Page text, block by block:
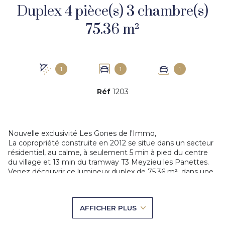
Duplex 4 pièce(s) 3 chambre(s)
75.36 m²
1 1 1
Réf 1203
Nouvelle exclusivité Les Gones de l'Immo,
La copropriété construite en 2012 se situe dans un secteur
résidentiel, au calme, à seulement 5 min à pied du centre
du village et 13 min du tramway T3 Meyzieu les Panettes.
Venez découvrir ce lumineux duplex de 75,36 m², dans une
avantages d'une maison individuelle.
Il se compose d'une belle entrée avec rangements, d'un
toilette avec espace buanderie, une cuisine ouverte sur la
AFFICHER PLUS